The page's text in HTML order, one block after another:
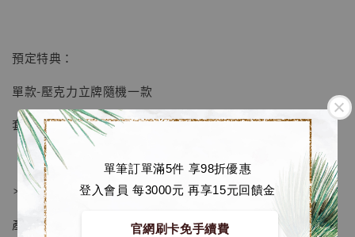
單筆訂單滿5件 享98折優惠
登入會員 每3000元 再享15元回饋金
官網刷卡免手續費
【店內現貨】海賊王 系列蒐藏雕像 布魯克達
摩 [7STARS Studio]
NT$ 1,500
NT$ 1,870
- +
加入購物車
預定特典：
單款-壓克力立牌隨機一款
套入-壓克力立牌兩款+毛絨吧唧兩款
＊星星帆布鞋展示櫃
產品編號：TM-USV-R253